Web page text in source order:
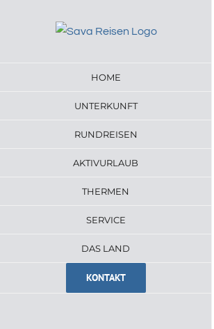
HOME
UNTERKUNFT
RUNDREISEN
AKTIVURLAUB
THERMEN
SERVICE
DAS LAND
KONTAKT